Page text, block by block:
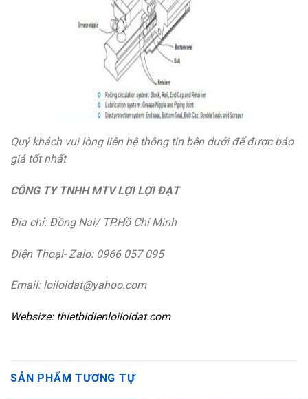
Quý khách vui lòng liên hệ thông tin bên dưới để được báo
giá tốt nhất
CÔNG TY TNHH MTV LỢI LỢI ĐẠT
Địa chỉ: Đồng Nai/ TP.Hồ Chí Minh
Điện Thoại- Zalo: 0966 057 095
Email: loiloidat@yahoo.com
Websize: thietbidienloiloidat.com
SẢN PHẨM TƯƠNG TỰ